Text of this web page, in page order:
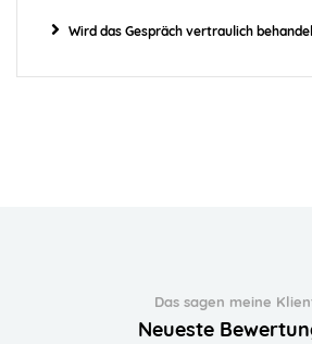
Wird das Gespräch vertraulich
Das sagen meine
Neueste